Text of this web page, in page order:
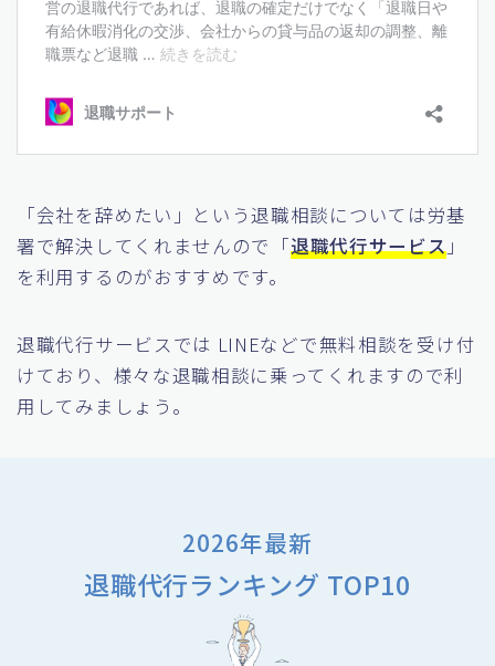
「会社を辞めたい」という退職相談については労基
署で解決してくれませんので「退職代行サービス 」
を利用するのがおすすめです。
退職代行サービスでは LINEなどで無料相談を受け付
けており、様々な退職相談に乗ってくれますので利
用してみましょう。
2026年最新
退職代行ランキング TOP10